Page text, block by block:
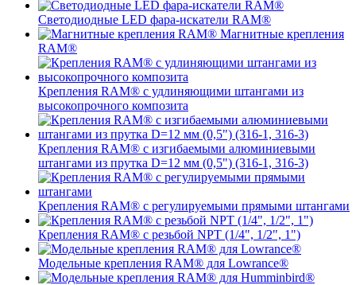
Светодиодные LED фара-искатели RAM®
Магнитные крепления
RAM®
Крепления RAM® с удлиняющими штангами из
высокопрочного композита
Крепления RAM® с изгибаемыми алюминиевыми
штангами из прутка D=12 мм (0,5") (316-1, 316-3)
Крепления RAM® c регулируемыми прямыми штангами
Крепления RAM® с резьбой NPT (1/4", 1/2", 1")
Модельные крепления RAM® для Lowrance®